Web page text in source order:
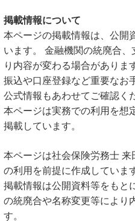
掲載情報について
本ページの掲載情報は、公開
います。 金融機関の統廃合
り内容が変わる場合がありま
振込や口座登録など重要なお
公式情報もあわせてご確認く
本ページは実務での利用を想
掲載しています。
本ページは社会保険労務士
の利用を前提に作成していま
掲載情報は公開資料等をもと
の統廃合や名称変更等により
す。